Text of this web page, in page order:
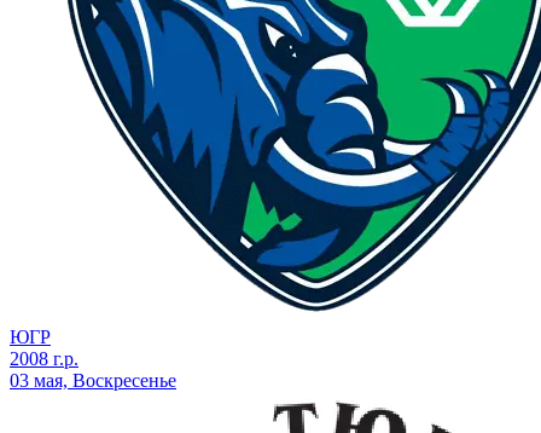
ЮГР
2008 г.р.
03 мая, Воскресенье